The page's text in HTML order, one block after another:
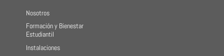
Nosotros
Formación y Bienestar
Estudiantil
Instalaciones